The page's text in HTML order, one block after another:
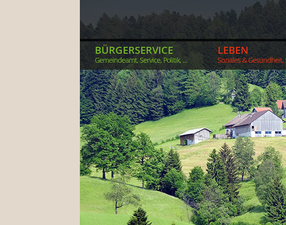
BÜRGERSERVICE
Gemeindeamt, Service, Politik, ...
LEBEN
Soziales & Gesundheit,